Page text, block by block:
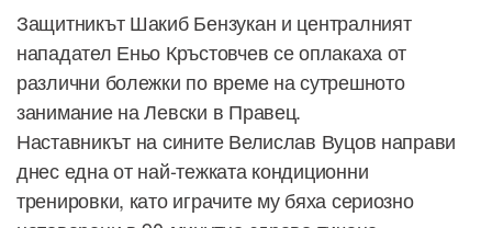
Защитникът Шакиб Бензукан и централният
нападател Еньо Кръстовчев се оплакаха от
различни болежки по време на сутрешното
занимание на Левски в Правец.
Наставникът на сините Велислав Вуцов направи
днес една от най-тежката кондиционни
тренировки, като играчите му бяха сериозно